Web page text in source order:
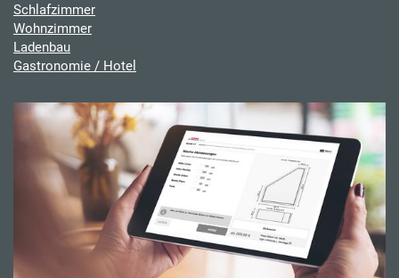
Schlafzimmer
Wohnzimmer
Ladenbau
Gastronomie / Hotel